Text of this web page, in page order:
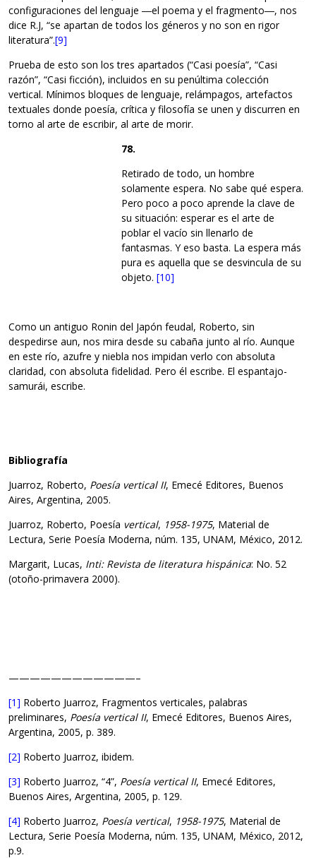
configuraciones del lenguaje ―el poema y el fragmento―, nos
dice R.J, “se apartan de todos los géneros y no son en rigor
literatura”.[9]
Prueba de esto son los tres apartados (“Casi poesía”, “Casi
razón”, “Casi ficción), incluidos en su penúltima colección
vertical. Mínimos bloques de lenguaje, relámpagos, artefactos
textuales donde poesía, crítica y filosofía se unen y discurren en
torno al arte de escribir, al arte de morir.
78.
Retirado de todo, un hombre
solamente espera. No sabe qué espera.
Pero poco a poco aprende la clave de
su situación: esperar es el arte de
poblar el vacío sin llenarlo de
fantasmas. Y eso basta. La espera más
pura es aquella que se desvincula de su
objeto. [10]
Como un antiguo Ronin del Japón feudal, Roberto, sin
despedirse aun, nos mira desde su cabaña junto al río. Aunque
en este río, azufre y niebla nos impidan verlo con absoluta
claridad, con absoluta fidelidad. Pero él escribe. El espantajo-
samurái, escribe.
Bibliografía
Juarroz, Roberto, Poesía vertical II, Emecé Editores, Buenos
Aires, Argentina, 2005.
Juarroz, Roberto, Poesía vertical, 1958-1975, Material de
Lectura, Serie Poesía Moderna, núm. 135, UNAM, México, 2012.
Margarit, Lucas, Inti: Revista de literatura hispánica: No. 52
(otoño-primavera 2000).
————————————–
[1] Roberto Juarroz, Fragmentos verticales, palabras
preliminares, Poesía vertical II, Emecé Editores, Buenos Aires,
Argentina, 2005, p. 389.
[2] Roberto Juarroz, ibidem.
[3] Roberto Juarroz, “4”, Poesía vertical II, Emecé Editores,
Buenos Aires, Argentina, 2005, p. 129.
[4] Roberto Juarroz, Poesía vertical, 1958-1975, Material de
Lectura, Serie Poesía Moderna, núm. 135, UNAM, México, 2012,
p.9.